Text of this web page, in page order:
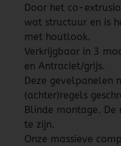
Door het co-
wat structuur en is
met houtlook.
Verkrijgbaar in 3
en Antraciet/grijs.
Deze gevelpanelen
(achter)regels
Blinde montage.
te zijn.
Onze massieve